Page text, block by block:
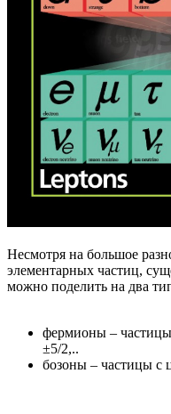
Несмотря на большое
элементарных частиц,
можно поделить на два
фермионы –
±5/2,..
бозоны – частицы с